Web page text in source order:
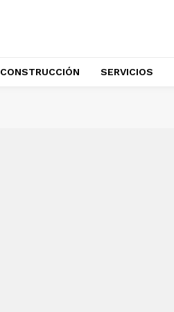
CONSTRUCCIÓN SERVICIOS